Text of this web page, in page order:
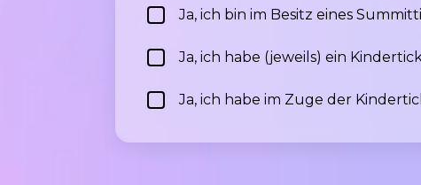
Ja, ich bin im Besitz eines
Ja, ich habe (jeweils) ein
Ja, ich habe im Zuge der